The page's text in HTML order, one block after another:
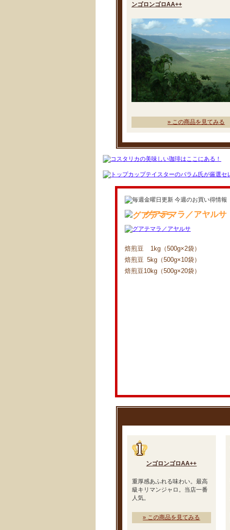
ンゴロンゴロAA++
» この商品を見てみる
グアテマラ／アヤルサ
焙煎豆
1kg（500g×2袋）
焙煎豆 5kg（500g×10袋）
焙煎豆10kg（500g×20袋）
ンゴロンゴロAA++
重厚感あふれる味わい。最高
級キリマンジャロ。当店一番
人気。
» この商品を見てみる